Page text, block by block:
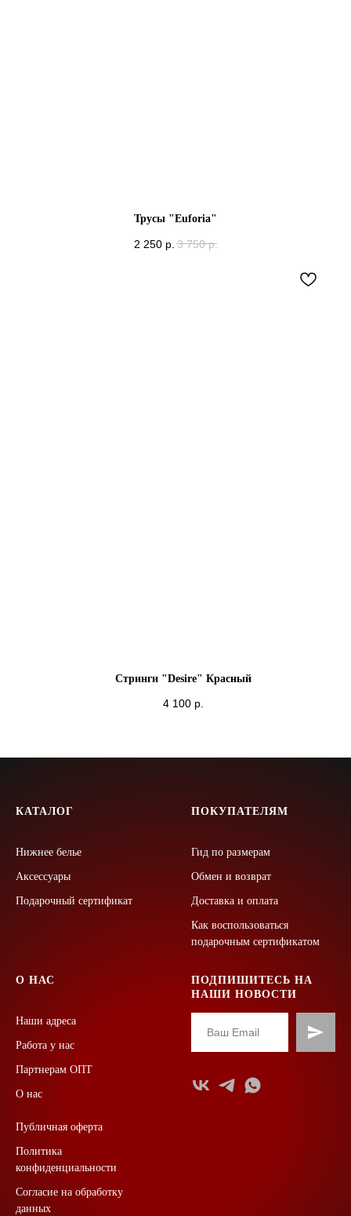
Трусы "Euforia"
2 250 р. 3 750 р.
Стринги "Desire" Красный
4 100 р.
КАТАЛОГ
Нижнее белье
Аксессуары
Подарочный сертификат
ПОКУПАТЕЛЯМ
Гид по размерам
Обмен и возврат
Доставка и оплата
Как воспользоваться
подарочным сертификатом
О НАС
Наши адреса
Работа у нас
Партнерам ОПТ
О нас
Публичная оферта
Политика
конфиденциальности
Согласие на обработку
данных
ПОДПИШИТЕСЬ НА
НАШИ НОВОСТИ